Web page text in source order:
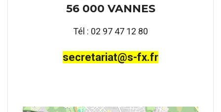
56 000 VANNES
Tél : 02 97 47 12 80
secretariat@s-fx.fr